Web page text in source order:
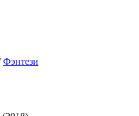
Фэнтези